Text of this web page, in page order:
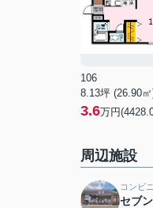
106
8.13坪 (26.90
3.6万円
周辺施設
コンビ
セブ